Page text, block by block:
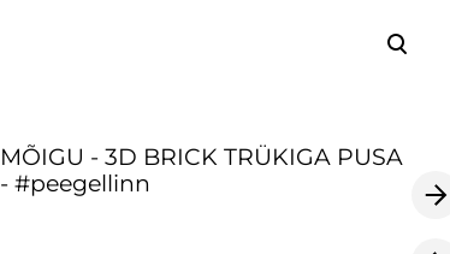
MÕIGU - 3D BRICK TRÜKIGA PUSA
- #peegellinn